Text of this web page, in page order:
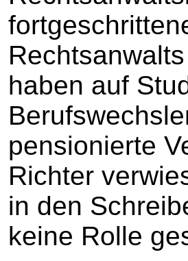
haben auf
pensionierte
Richter
in den
keine Rolle